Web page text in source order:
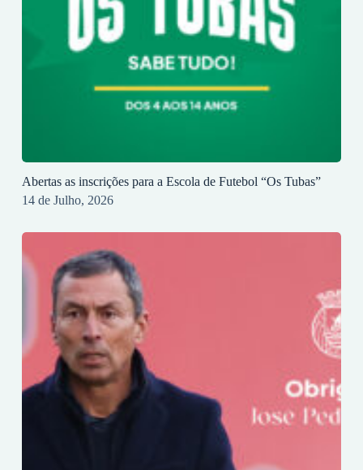
Abertas as inscrições para a Escola de Futebol “Os Tubas”
14 de Julho, 2026